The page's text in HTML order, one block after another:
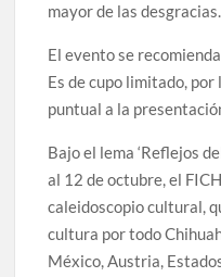
mayor de las desgracias.
El evento se
Es de cupo limitado,
puntual a la
Bajo el lema ‘Reflejos
al 12 de octubre, el
caleidoscopio cultural,
cultura por todo
México, Austria,